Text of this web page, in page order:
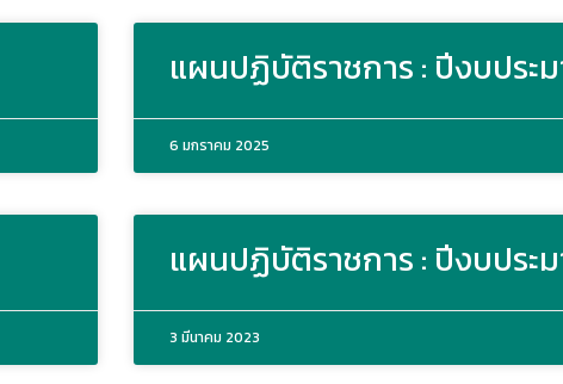
แผนปฏิบัติราชการ : ปีงบประ
6 มกราคม 2025
แผนปฏิบัติราชการ : ปีงบประ
3 มีนาคม 2023